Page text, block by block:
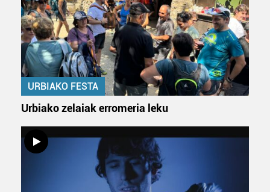
URBIAKO FESTA
Urbiako zelaiak erromeria leku